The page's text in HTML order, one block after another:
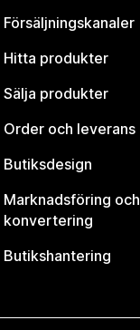
Försäljningskanaler
Hitta produkter
Sälja produkter
Order och leverans
Butiksdesign
Marknadsföring och
konvertering
Butikshantering